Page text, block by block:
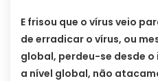
E frisou que o vírus veio
de erradicar o vírus, ou
global, perdeu-se desde
a nível global, não